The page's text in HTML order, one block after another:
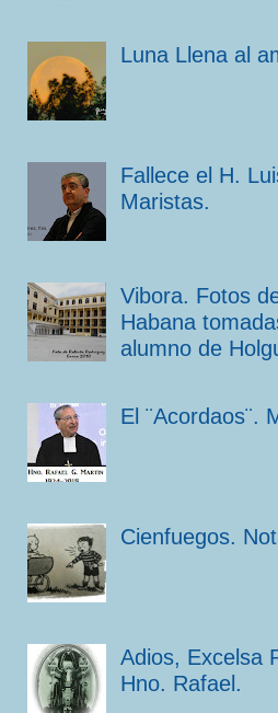
Luna Llena al
Fallece el H.
Maristas.
Vibora. Fotos
Habana
alumno de
El ¨Acordaos¨.
Cienfuegos.
Adios, Excelsa
Hno. Rafael.